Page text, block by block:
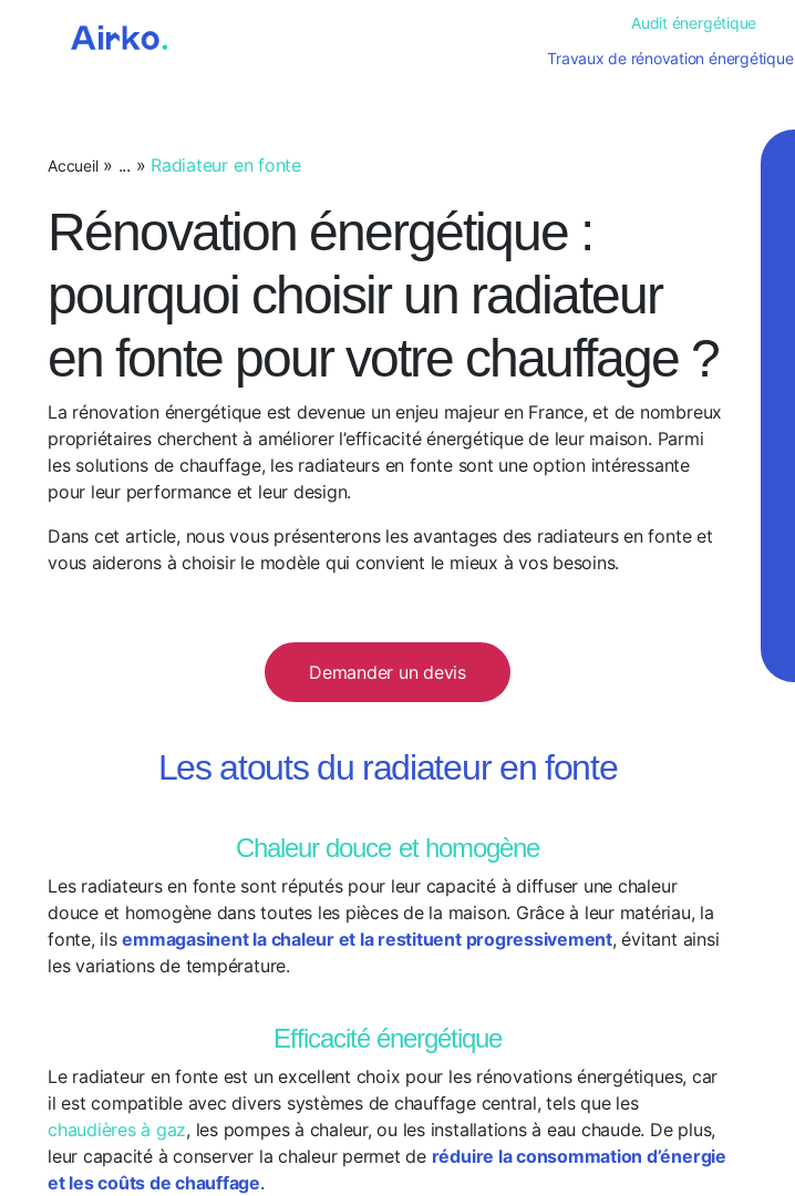
Audit énergétique
Travaux de rénovation énergétique
Accueil» ... » Radiateur en fonte
Rénovation énergétique :
pourquoi choisir un radiateur
en fonte pour votre chauffage ?
La rénovation énergétique est devenue un enjeu majeur en France, et de nombreux
propriétaires cherchent à améliorer l’efficacité énergétique de leur maison. Parmi
les solutions de chauffage, les radiateurs en fonte sont une option intéressante
pour leur performance et leur design.
Dans cet article, nous vous présenterons les avantages des radiateurs en fonte et
vous aiderons à choisir le modèle qui convient le mieux à vos besoins.
Demander un devis
Les atouts du radiateur en fonte
Chaleur douce et homogène
Les radiateurs en fonte sont réputés pour leur capacité à diffuser une chaleur
douce et homogène dans toutes les pièces de la maison. Grâce à leur matériau, la
fonte, ilsemmagasinent la chaleur et la restituent progressivement, évitant ainsi
les variations de température.
Efficacité énergétique
Le radiateur en fonte est un excellent choix pour les rénovations énergétiques, car
il est compatible avec divers systèmes de chauffage central, tels que les
chaudières à gaz, les pompes à chaleur, ou les installations à eau chaude. De plus,
leur capacité à conserver la chaleur permet de réduire la consommation d’énergie
et les coûts de chauffage.